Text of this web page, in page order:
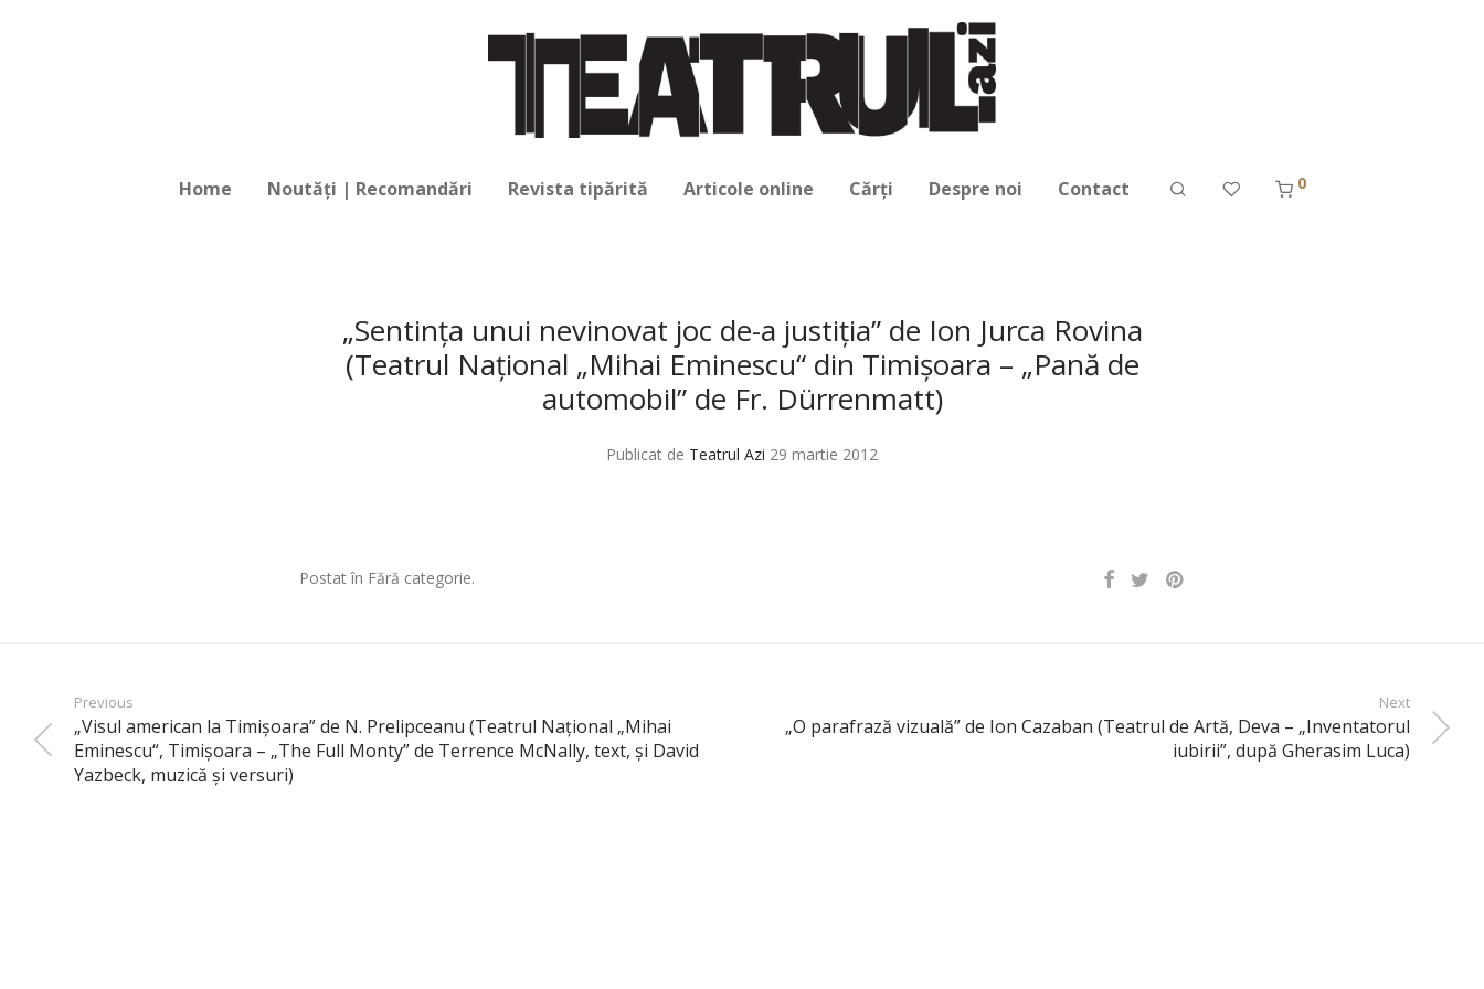
Home Noutăți | Recomandări Revista tipărită Articole online Cărți Despre noi Contact 0
„Sentinţa unui nevinovat joc de-a justiţia” de Ion Jurca Rovina
(Teatrul Naţional „Mihai Eminescu“ din Timişoara – „Pană de
automobil” de Fr. Dürrenmatt)
Publicat de Teatrul Azi 29 martie 2012
Postat în Fără categorie.
Previous
„Visul american la Timişoara” de N. Prelipceanu (Teatrul Naţional „Mihai
Eminescu“, Timişoara – „The Full Monty” de Terrence McNally, text, şi David
Yazbeck, muzică şi versuri)
Next
„O parafrază vizuală” de Ion Cazaban (Teatrul de Artă, Deva – „Inventatorul
iubirii”, după Gherasim Luca)